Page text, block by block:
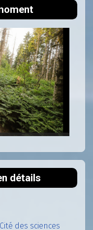
détails
des sciences